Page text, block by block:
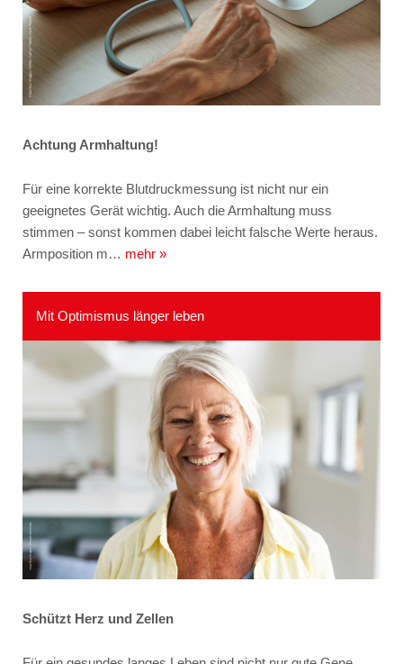
Achtung Armhaltung!
Für eine korrekte Blutdruckmessung ist nicht nur ein
geeignetes Gerät wichtig. Auch die Armhaltung muss
stimmen – sonst kommen dabei leicht falsche Werte heraus.
Armposition m… mehr »
Mit Optimismus länger leben
Schützt Herz und Zellen